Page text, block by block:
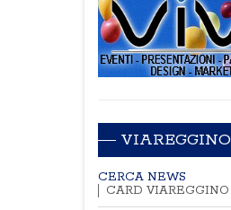
VIAREGGINO
CERCA NEWS
CARD VIAREGGINO